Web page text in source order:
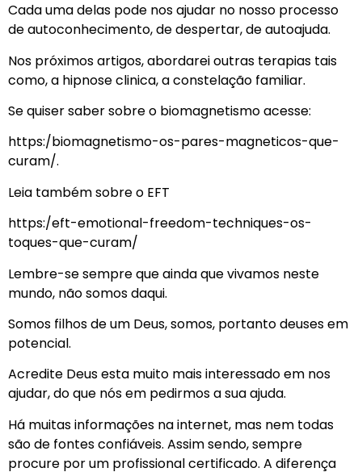
Cada uma delas pode nos ajudar no nosso processo
de autoconhecimento, de despertar, de autoajuda.
Nos próximos artigos, abordarei outras terapias tais
como, a hipnose clinica, a constelação familiar.
Se quiser saber sobre o biomagnetismo acesse:
https:/biomagnetismo-os-pares-magneticos-que-
curam/.
Leia também sobre o EFT
https:/eft-emotional-freedom-techniques-os-
toques-que-curam/
Lembre-se sempre que ainda que vivamos neste
mundo, não somos daqui.
Somos filhos de um Deus, somos, portanto deuses em
potencial.
Acredite Deus esta muito mais interessado em nos
ajudar, do que nós em pedirmos a sua ajuda.
Há muitas informações na internet, mas nem todas
são de fontes confiáveis. Assim sendo, sempre
procure por um profissional certificado. A diferença